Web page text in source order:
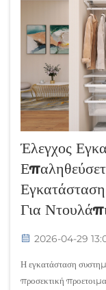
Έλεγχος
Για
2026-04-29
Η εγκατάσταση
προσεκτική